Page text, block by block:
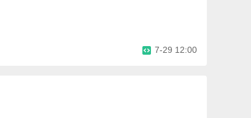
7-29 12:00